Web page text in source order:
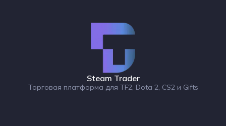
Steam Trader
Торговая платформа для TF2, Dota 2, CS2 и Gifts